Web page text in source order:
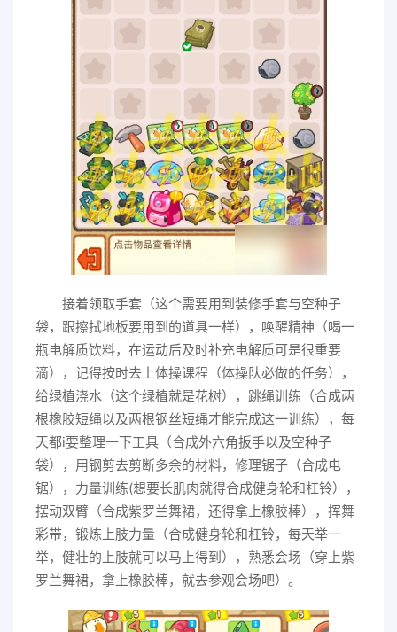
接着领取手套（这个需要用到装修手套与空种子
袋，跟擦拭地板要用到的道具一样），唤醒精神（喝一
瓶电解质饮料，在运动后及时补充电解质可是很重要
滴），记得按时去上体操课程（体操队必做的任务），
给绿植浇水（这个绿植就是花树），跳绳训练（合成两
根橡胶短绳以及两根钢丝短绳才能完成这一训练），每
天都i要整理一下工具（合成外六角扳手以及空种子
袋），用钢剪去剪断多余的材料，修理锯子（合成电
锯），力量训练(想要长肌肉就得合成健身轮和杠铃），
摆动双臂（合成紫罗兰舞裙，还得拿上橡胶棒），挥舞
彩带，锻炼上肢力量（合成健身轮和杠铃，每天举一
举，健壮的上肢就可以马上得到），熟悉会场（穿上紫
罗兰舞裙，拿上橡胶棒，就去参观会场吧）。